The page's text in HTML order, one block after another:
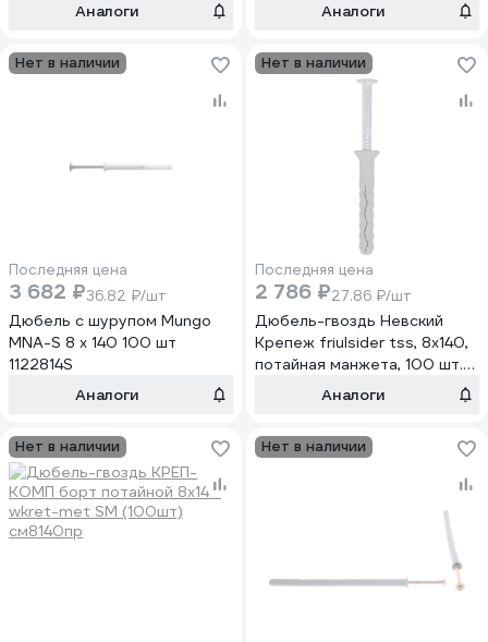
Аналоги
Аналоги
Нет в наличии
Последняя цена
3 682 ₽36.82 ₽/шт
Дюбель с шурупом Mungo
MNA-S 8 x 140 100 шт
1122814S
Аналоги
Нет в наличии
Последняя цена
2 786 ₽27.86 ₽/шт
Дюбель-гвоздь Невский
Крепеж friulsider tss, 8x140,
потайная манжета, 100 шт.
FR_62200b0814000
Аналоги
Нет в наличии Нет в наличии